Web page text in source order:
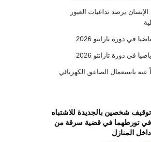
يرصد تداعيات العبور
باستعمال الصاعق الكهربائي
توقيف شخصين بالجديدة للاشتباه
في تورطهما في قضية سرقة من
داخل المنازل